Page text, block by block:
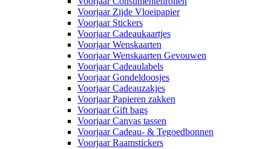
Voorjaar Zijde Vloeipapier
Voorjaar Stickers
Voorjaar Cadeaukaartjes
Voorjaar Wenskaarten
Voorjaar Wenskaarten Gevouwen
Voorjaar Cadeaulabels
Voorjaar Gondeldoosjes
Voorjaar Cadeauzakjes
Voorjaar Papieren zakken
Voorjaar Gift bags
Voorjaar Canvas tassen
Voorjaar Cadeau- & Tegoedbonnen
Voorjaar Raamstickers